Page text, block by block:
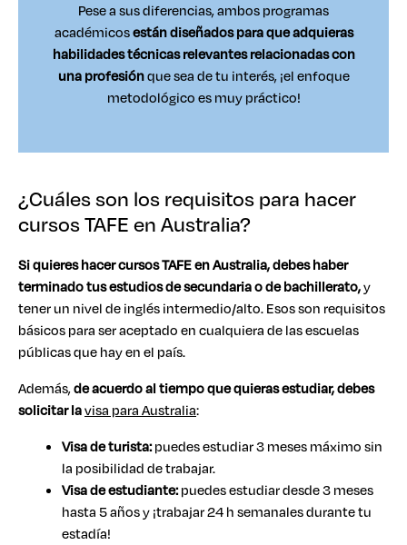
Pese a sus diferencias, ambos programas
académicosestán diseñados para que adquieras
habilidades técnicas relevantes relacionadas con
una profesiónque sea de tu interés, ¡el enfoque
metodológico es muy práctico!
¿Cuáles son los requisitos para hacer
cursos TAFE en Australia?
Si quieres hacer cursos TAFE en Australia, debes haber
terminado tus estudios de secundaria o de bachillerato,y
tener un nivel de inglés intermedio/alto. Esos son requisitos
básicos para ser aceptado en cualquiera de las escuelas
públicas que hay en el país.
Además,de acuerdo al tiempo que quieras estudiar, debes
solicitar lavisa para Australia:
Visa de turista:puedes estudiar 3 meses máximo sin
la posibilidad de trabajar.
Visa de estudiante:puedes estudiar desde 3 meses
hasta 5 años y ¡trabajar 24 h semanales durante tu
estadía!